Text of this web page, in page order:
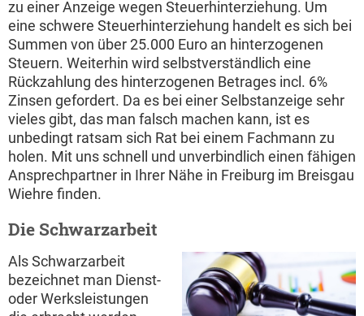
zu einer Anzeige wegen Steuerhinterziehung. Um
eine schwere Steuerhinterziehung handelt es sich bei
Summen von über 25.000 Euro an hinterzogenen
Steuern. Weiterhin wird selbstverständlich eine
Rückzahlung des hinterzogenen Betrages incl. 6%
Zinsen gefordert. Da es bei einer Selbstanzeige sehr
vieles gibt, das man falsch machen kann, ist es
unbedingt ratsam sich Rat bei einem Fachmann zu
holen. Mit uns schnell und unverbindlich einen fähigen
Ansprechpartner in Ihrer Nähe in Freiburg im Breisgau
Wiehre finden.
Die Schwarzarbeit
Als Schwarzarbeit
bezeichnet man Dienst-
oder Werksleistungen